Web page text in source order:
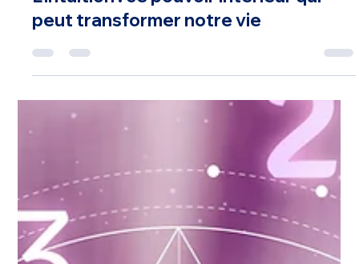
1 mars
L’intuition : ce pouvoir intérieur qui
peut transformer notre vie